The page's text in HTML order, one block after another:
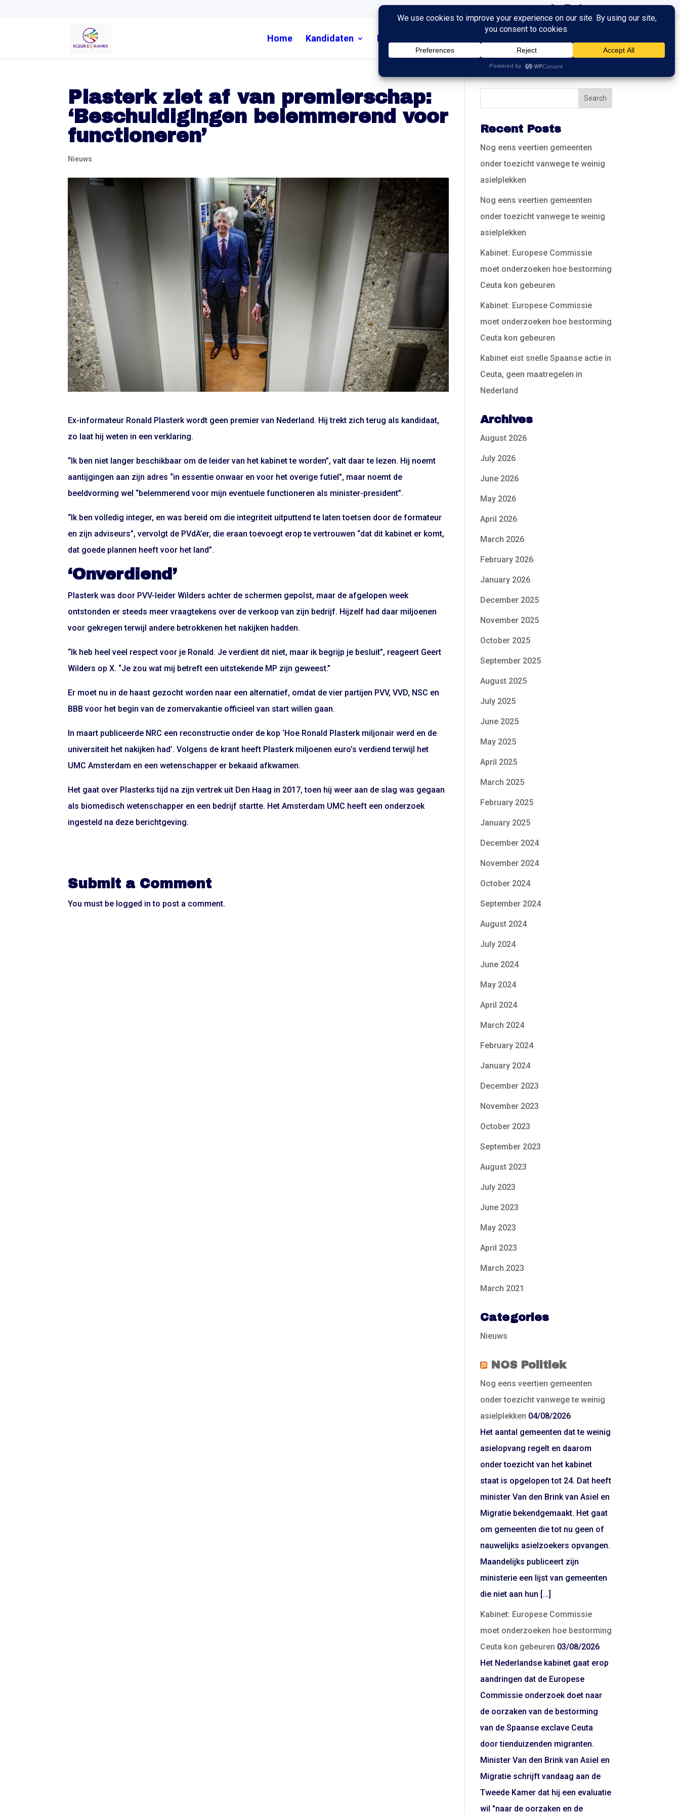
Home Kandidaten Nieuws
Plasterk ziet af van premierschap:
‘Beschuldigingen belemmerend voor
functioneren’
Nieuws
Ex-informateur Ronald Plasterk wordt geen premier van Nederland. Hij trekt zich terug als kandidaat,
zo laat hij weten in een verklaring.
“Ik ben niet langer beschikbaar om de leider van het kabinet te worden”, valt daar te lezen. Hij noemt
aantijgingen aan zijn adres “in essentie onwaar en voor het overige futiel”, maar noemt de
beeldvorming wel “belemmerend voor mijn eventuele functioneren als minister-president”.
“Ik ben volledig integer, en was bereid om die integriteit uitputtend te laten toetsen door de formateur
en zijn adviseurs”, vervolgt de PVdA’er, die eraan toevoegt erop te vertrouwen “dat dit kabinet er komt,
dat goede plannen heeft voor het land”.
‘Onverdiend’
Plasterk was door PVV-leider Wilders achter de schermen gepolst, maar de afgelopen week
ontstonden er steeds meer vraagtekens over de verkoop van zijn bedrijf. Hijzelf had daar miljoenen
voor gekregen terwijl andere betrokkenen het nakijken hadden.
“Ik heb heel veel respect voor je Ronald. Je verdient dit niet, maar ik begrijp je besluit”, reageert Geert
Wilders op X. “Je zou wat mij betreft een uitstekende MP zijn geweest.”
Er moet nu in de haast gezocht worden naar een alternatief, omdat de vier partijen PVV, VVD, NSC en
BBB voor het begin van de zomervakantie officieel van start willen gaan.
In maart publiceerde NRC een reconstructie onder de kop ‘Hoe Ronald Plasterk miljonair werd en de
universiteit het nakijken had’. Volgens de krant heeft Plasterk miljoenen euro’s verdiend terwijl het
UMC Amsterdam en een wetenschapper er bekaaid afkwamen.
Het gaat over Plasterks tijd na zijn vertrek uit Den Haag in 2017, toen hij weer aan de slag was gegaan
als biomedisch wetenschapper en een bedrijf startte. Het Amsterdam UMC heeft een onderzoek
ingesteld na deze berichtgeving.
Submit a Comment
You must be logged in to post a comment.
Recent Posts
Nog eens veertien gemeenten
onder toezicht vanwege te weinig
asielplekken
Nog eens veertien gemeenten
onder toezicht vanwege te weinig
asielplekken
Kabinet: Europese Commissie
moet onderzoeken hoe bestorming
Ceuta kon gebeuren
Kabinet: Europese Commissie
moet onderzoeken hoe bestorming
Ceuta kon gebeuren
Kabinet eist snelle Spaanse actie in
Ceuta, geen maatregelen in
Nederland
Archives
August 2026
July 2026
June 2026
May 2026
April 2026
March 2026
February 2026
January 2026
December 2025
November 2025
October 2025
September 2025
August 2025
July 2025
June 2025
May 2025
April 2025
March 2025
February 2025
January 2025
December 2024
November 2024
October 2024
September 2024
August 2024
July 2024
June 2024
May 2024
April 2024
March 2024
February 2024
January 2024
December 2023
November 2023
October 2023
September 2023
August 2023
July 2023
June 2023
May 2023
April 2023
March 2023
March 2021
Categories
Nieuws
NOS Politiek
Nog eens veertien gemeenten
onder toezicht vanwege te weinig
asielplekken 04/08/2026
Het aantal gemeenten dat te weinig
asielopvang regelt en daarom
onder toezicht van het kabinet
staat is opgelopen tot 24. Dat heeft
minister Van den Brink van Asiel en
Migratie bekendgemaakt. Het gaat
om gemeenten die tot nu geen of
nauwelijks asielzoekers opvangen.
Maandelijks publiceert zijn
ministerie een lijst van gemeenten
die niet aan hun […]
Kabinet: Europese Commissie
moet onderzoeken hoe bestorming
Ceuta kon gebeuren 03/08/2026
Het Nederlandse kabinet gaat erop
aandringen dat de Europese
Commissie onderzoek doet naar
de oorzaken van de bestorming
van de Spaanse exclave Ceuta
door tienduizenden migranten.
Minister Van den Brink van Asiel en
Migratie schrijft vandaag aan de
Tweede Kamer dat hij een evaluatie
wil "naar de oorzaken en de